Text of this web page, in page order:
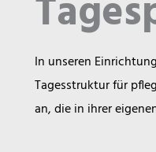
In unseren
Tagesstruktur für
an, die in ihrer